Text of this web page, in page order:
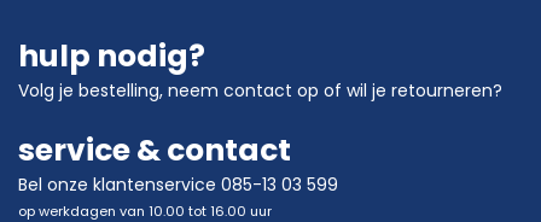
hulp nodig?
Volg je bestelling, neem contact op of wil je retourneren?
service & contact
Bel onze klantenservice 085-13 03 599
op werkdagen van 10.00 tot 16.00 uur